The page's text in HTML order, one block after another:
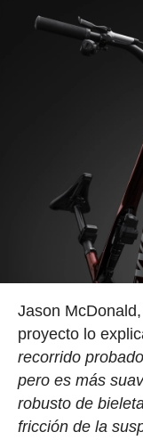
Jason
proyecto lo
recorrido
pero es más
robusto de
fricción de la